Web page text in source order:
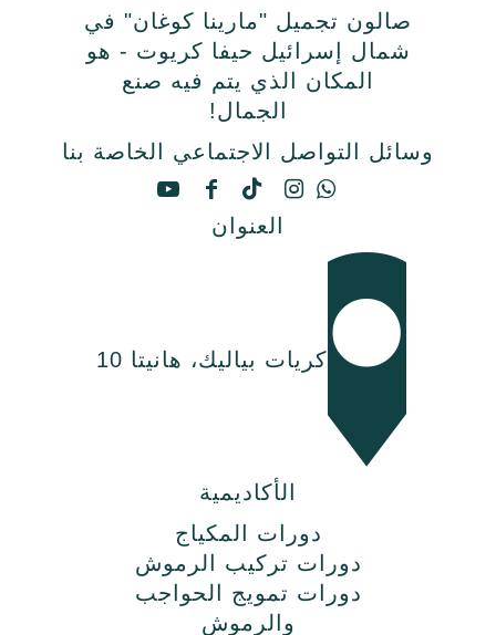
صالون تجميل "مارينا كوغان" في
شمال إسرائيل حيفا كريوت - هو
المكان الذي يتم فيه صنع
الجمال!
وسائل التواصل الاجتماعي الخاصة بنا
العنوان
كريات بياليك، هانيتا 10
الأكاديمية
دورات المكياج
دورات تركيب الرموش
دورات تمويج الحواجب
والرموش